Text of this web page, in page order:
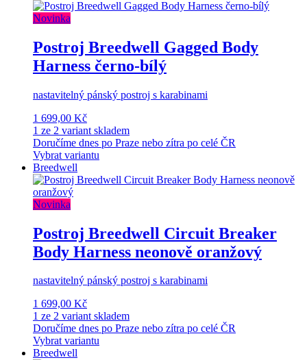
Novinka
Postroj Breedwell Gagged Body
Harness černo-bílý
nastavitelný pánský postroj s karabinami
1 699,00 Kč
1 ze 2 variant skladem
Doručíme dnes po Praze nebo zítra po celé ČR
Vybrat variantu
Breedwell
Novinka
Postroj Breedwell Circuit Breaker
Body Harness neonově oranžový
nastavitelný pánský postroj s karabinami
1 699,00 Kč
1 ze 2 variant skladem
Doručíme dnes po Praze nebo zítra po celé ČR
Vybrat variantu
Breedwell